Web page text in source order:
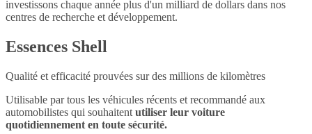
investissons chaque année plus d'un milliard de dollars dans nos
centres de recherche et développement.
Essences Shell
Qualité et efficacité prouvées sur des millions de kilomètres
Utilisable par tous les véhicules récents et recommandé aux
automobilistes qui souhaitent utiliser leur voiture
quotidiennement en toute sécurité.